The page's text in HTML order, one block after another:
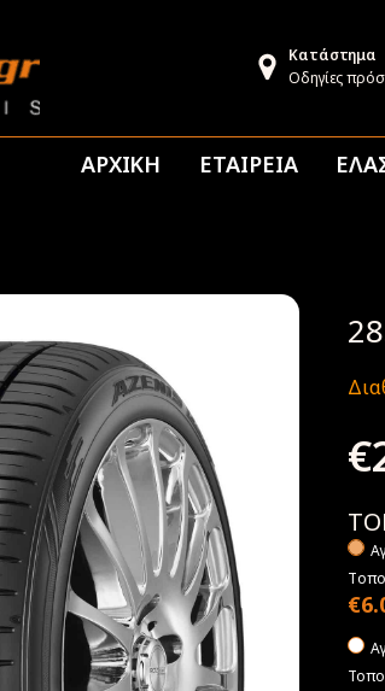
Κατάστημα
Οδηγίες
ΑΡΧΙΚΗ ΕΤΑΙΡΕΙΑ
€
€